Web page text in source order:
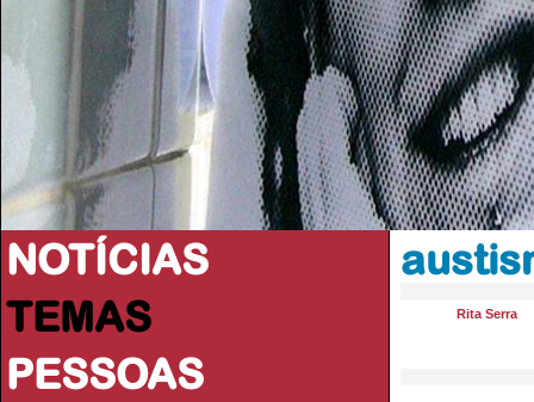
NOTÍCIAS
TEMAS
PESSOAS
Rita Serra